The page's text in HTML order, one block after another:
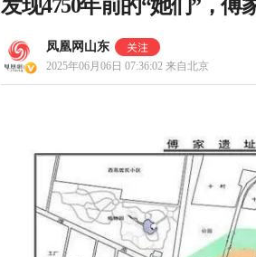
发现4750年前的“她们”，
凤凰网山东
2025年06月06日 07:36:02 来自北京